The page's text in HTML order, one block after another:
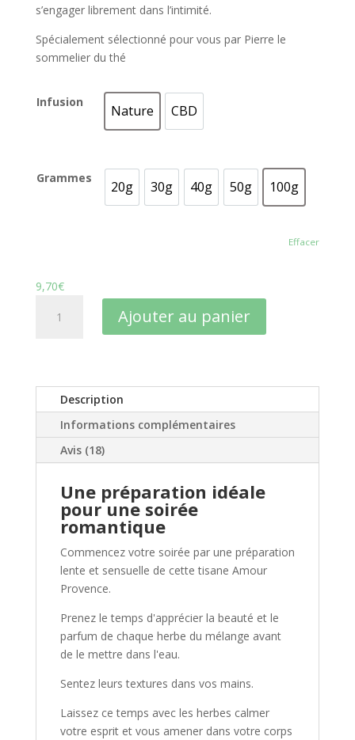
s’engager librement dans l’intimité.
Spécialement sélectionné pour vous par Pierre le
sommelier du thé
Infusion
Nature
Nature CBD
CBD
Grammes
20g
20g 30g
30g 40g
40g 50g
50g 100g
100g
Effacer
9,70€
Réveille
et
passion
Ajouter au panier
Description
Informations complémentaires
Avis (18)
Une préparation idéale
pour une soirée
romantique
Commencez votre soirée par une préparation
lente et sensuelle de cette tisane Amour
Provence.
Prenez le temps d'apprécier la beauté et le
parfum de chaque herbe du mélange avant
de le mettre dans l'eau.
Sentez leurs textures dans vos mains.
Laissez ce temps avec les herbes calmer
votre esprit et vous amener dans votre corps